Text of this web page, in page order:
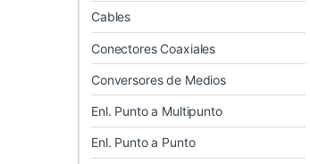
Cables
Conectores Coaxiales
Conversores de Medios
Enl. Punto a Multipunto
Enl. Punto a Punto